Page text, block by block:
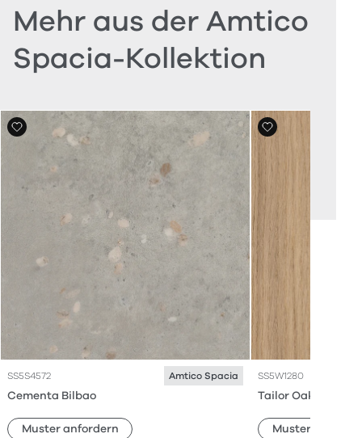
Mehr aus der Amtico
Spacia-Kollektion
SS5S4572 Amtico Spacia
Cementa Bilbao
Muster anfordern
SS5W1280
Tailor Oak
Muster